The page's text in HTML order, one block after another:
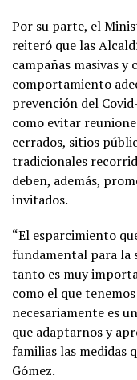
Por su parte, el
reiteró que las
campañas masivas
comportamiento
prevención del
como evitar
cerrados, sitios
tradicionales
deben, además,
invitados.
“El esparcimiento
fundamental para la
tanto es muy
como el que
necesariamente es
que adaptarnos y
familias las medidas
Gómez.